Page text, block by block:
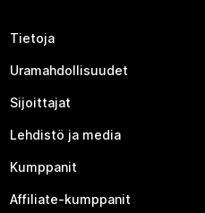
Tietoja
Uramahdollisuudet
Sijoittajat
Lehdistö ja media
Kumppanit
Affiliate-kumppanit